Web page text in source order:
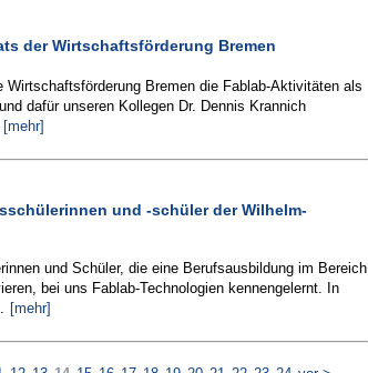
der Wirtschaftsförderung Bremen
Wirtschaftsförderung Bremen die Fablab-Aktivitäten als
dafür unseren Kollegen Dr. Dennis Krannich
[mehr]
und -schüler der Wilhelm-
und Schüler, die eine Berufsausbildung im Bereich
bei uns Fablab-Technologien kennengelernt. In
[mehr]